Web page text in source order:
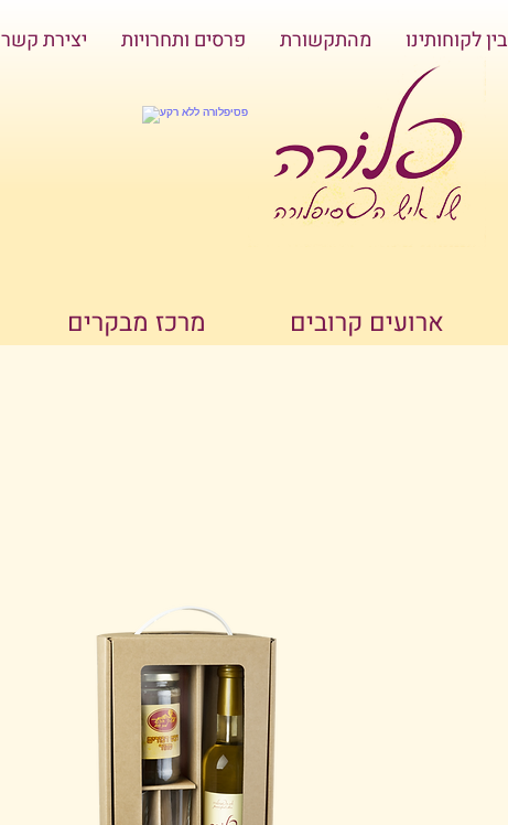
בין לקוחותינו מהתקשורת פרסים ותחרויות יצירת קשר
ארועים קרובים מרכז מבקרים